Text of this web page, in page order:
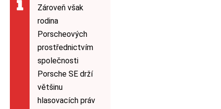
Zároveň však
rodina
Porscheových
prostřednictvím
společnosti
Porsche SE drží
většinu
hlasovacích práv